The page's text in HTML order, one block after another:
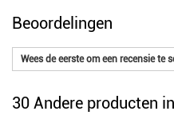
Beoordelingen
Wees de eerste om een recensie te
30 Andere producten